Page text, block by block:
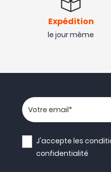
Expédition
le jour même
Votre adresse email
J'accepte les
confidentialité